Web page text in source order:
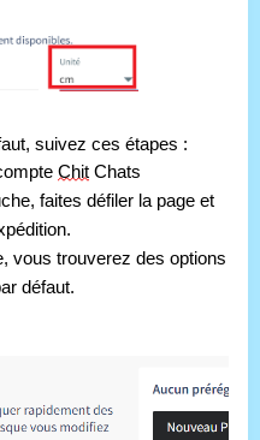
suivez ces étapes :
Chit Chats
faites défiler la page et
vous trouverez des options
défaut.